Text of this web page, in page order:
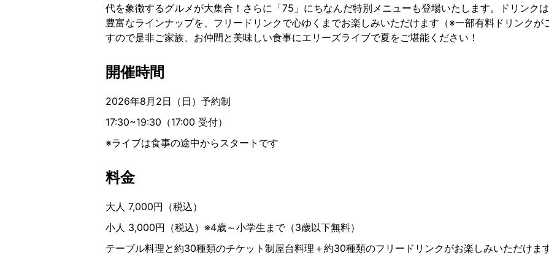
代を象徴するグルメが大集合！さらに「75」にちなんだ特別メニューも登場いたします。ドリンク
豊富なラインナップを、フリードリンクで心ゆくまでお楽しみいただけます（※一部有料ドリンクが
すので是非ご家族、お仲間と美味しい食事にエリーズライブで夏をご堪能ください！
開催時間
2026年8月2日（日）予約制
17:30~19:30（17:00 受付）
※ライブは食事の途中からスタートです
料金
大人 7,000円（税込）
小人 3,000円（税込）※4歳～小学生まで（3歳以下無料）
テーブル料理と約30種類のチケット制屋台料理＋約30種類のフリードリンクがお楽しみいただけま